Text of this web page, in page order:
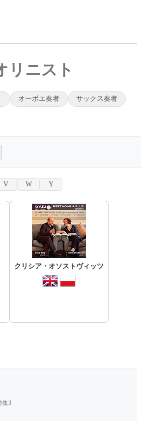
リニスト
オーボエ奏者 サックス奏者
V W Y
クリシア・オソストヴィッツ
集3